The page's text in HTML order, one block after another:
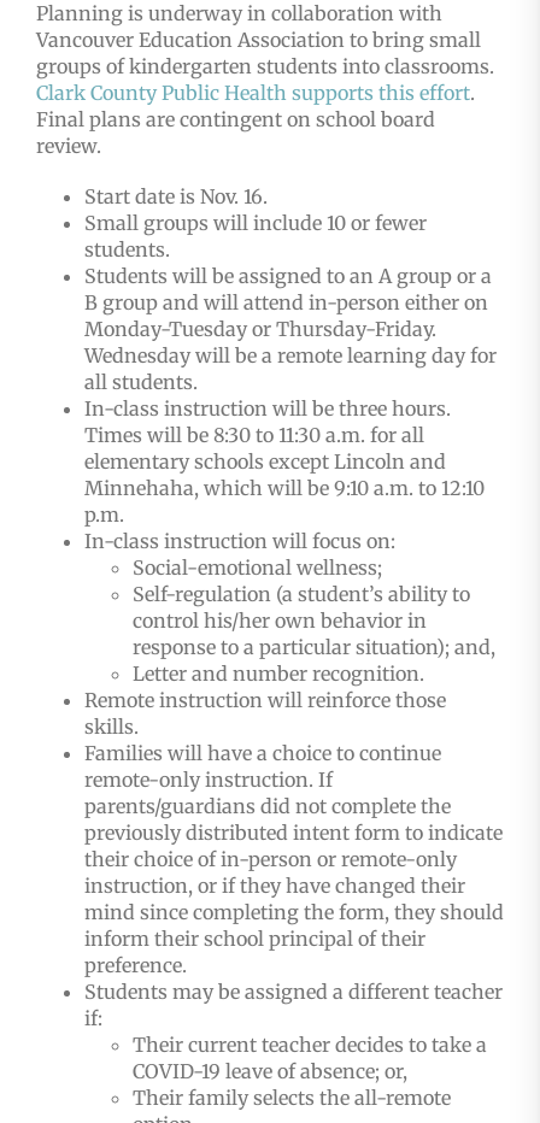
Planning is underway in collaboration with
Vancouver Education Association to bring small
groups of kindergarten students into classrooms.
Clark County Public Health supports this effort.
Final plans are contingent on school board
review.
Start date is Nov. 16.
Small groups will include 10 or fewer
students.
Students will be assigned to an A group or a
B group and will attend in-person either on
Monday-Tuesday or Thursday-Friday.
Wednesday will be a remote learning day for
all students.
In-class instruction will be three hours.
Times will be 8:30 to 11:30 a.m. for all
elementary schools except Lincoln and
Minnehaha, which will be 9:10 a.m. to 12:10
p.m.
In-class instruction will focus on:
Social-emotional wellness;
Self-regulation (a student’s ability to
control his/her own behavior in
response to a particular situation); and,
Letter and number recognition.
Remote instruction will reinforce those
skills.
Families will have a choice to continue
remote-only instruction. If
parents/guardians did not complete the
previously distributed intent form to indicate
their choice of in-person or remote-only
instruction, or if they have changed their
mind since completing the form, they should
inform their school principal of their
preference.
Students may be assigned a different teacher
if:
Their current teacher decides to take a
COVID-19 leave of absence; or,
Their family selects the all-remote